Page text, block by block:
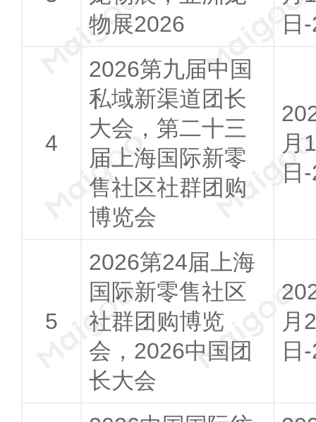
物展2026
日
2026第九届中国
私域新渠道团长
大会，第二十三
届上海国际新零
售社区社群团购
博览会
月
日
2026第24届上海
国际新零售社区
社群团购博览
会，2026中国团
长大会
月
日